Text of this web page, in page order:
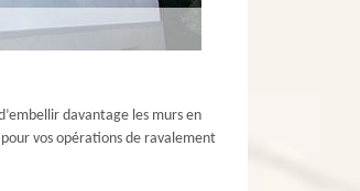
davantage les murs en
vos opérations de ravalement